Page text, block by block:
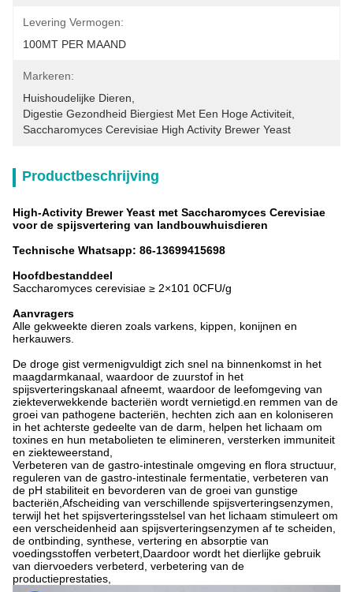
Levering Vermogen:
100MT PER MAAND
Markeren:
Huishoudelijke Dieren
Digestie Gezondheid Biergiest Met Een Hoge Activiteit
Saccharomyces Cerevisiae High Activity Brewer Yeast
Productbeschrijving
High-Activity Brewer Yeast met Saccharomyces Cerevisiae
voor de spijsvertering van landbouwhuisdieren
Technische Whatsapp: 86-13699415698
Hoofdbestanddeel
Saccharomyces cerevisiae ≥ 2×101 0CFU/g
Aanvragers
Alle gekweekte dieren zoals varkens, kippen, konijnen en
herkauwers.
De droge gist vermenigvuldigt zich snel na binnenkomst in het
maagdarmkanaal, waardoor de zuurstof in het
spijsverteringskanaal afneemt, waardoor de leefomgeving van
ziekteverwekkende bacteriën wordt vernietigd.en remmen van de
groei van pathogene bacteriën, hechten zich aan en koloniseren
in het achterste gedeelte van de darm, helpen het lichaam om
toxines en hun metabolieten te elimineren, versterken immuniteit
en ziekteweerstand,
Verbeteren van de gastro-intestinale omgeving en flora structuur,
reguleren van de gastro-intestinale fermentatie, verbeteren van
de pH stabiliteit en bevorderen van de groei van gunstige
bacteriën,Afscheiding van verschillende spijsverteringsenzymen,
terwijl het het spijsverteringsstelsel van het lichaam stimuleert om
een verscheidenheid aan spijsverteringsenzymen af te scheiden,
de ontbinding, synthese, vertering en absorptie van
voedingsstoffen verbetert,Daardoor wordt het dierlijke gebruik
van diervoeders verbeterd, verbetering van de
productieprestaties,